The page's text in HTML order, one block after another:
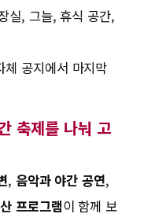
실, 그늘, 휴식 공간,
공지에서 마지막
축제를 나눠 고
, 음악과 야간 공연,
프로그램이 함께 보